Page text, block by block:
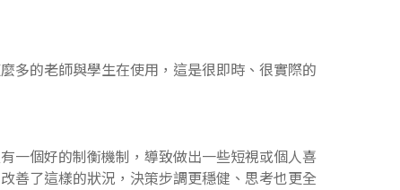
多的老師與學生在使用，這是很即時、很實際的
一個好的制衡機制，導致做出一些短視或個人喜
善了這樣的狀況，決策步調更穩健、思考也更全